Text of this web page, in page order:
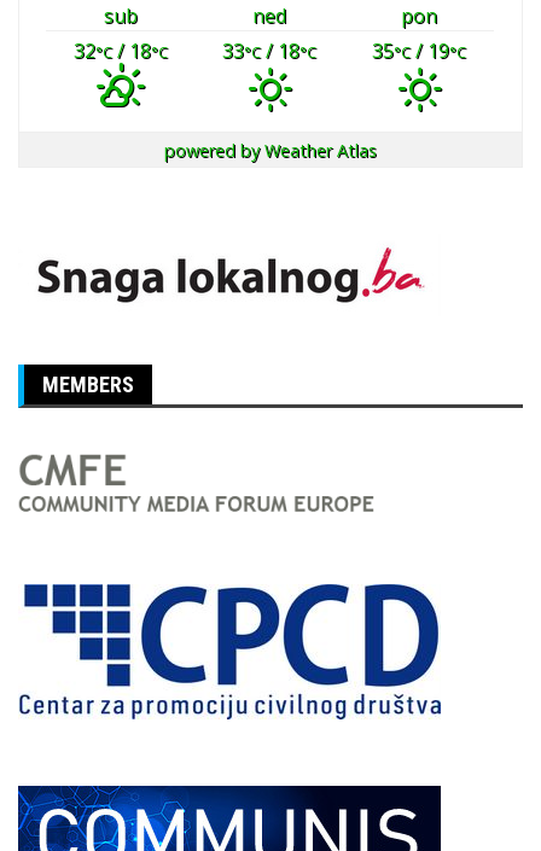
sub ned
pon
32°C/ 18°C 33°C/ 18°C 35°C/ 19°C
powered byWeather Atlas
MEMBERS